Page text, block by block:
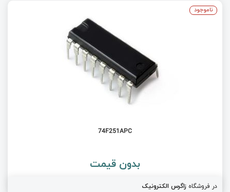
74F251APC
بدون قیمت
در فروشگاه زاگرس الکترونیک
ناموجود